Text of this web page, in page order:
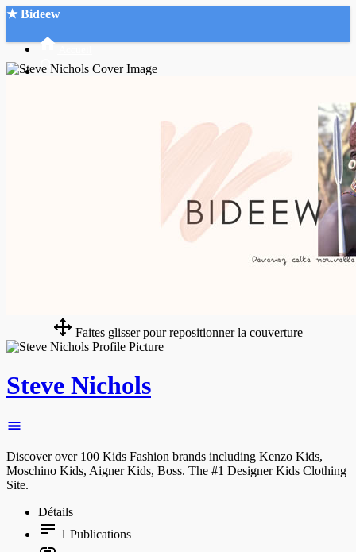
★ Bideew
Faites glisser pour repositionner la couverture
Steve Nichols
Discover over 100 Kids Fashion brands including Kenzo Kids,
Moschino Kids, Aigner Kids, Boss. The #1 Designer Kids Clothing
Site.
Détails
1 Publications